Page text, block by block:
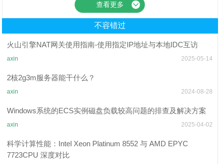
查看更多
不容错过
火山引擎NAT网关使用指南-使用指定IP地址与本地IDC互访
axin 2025-05-14
2核2g3m服务器能干什么？
axin 2024-08-28
Windows系统的ECS实例磁盘负载较高问题的排查及解决方案
axin 2025-04-02
科学计算性能：Intel Xeon Platinum 8552 与 AMD EPYC
7723CPU 深度对比